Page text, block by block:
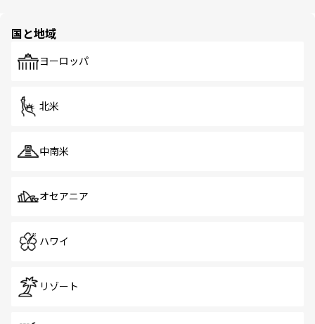
で、ホーカーズは地元の風情を楽しめる外せないスポット
国と地域
ヨーロッパ
北米
中南米
オセアニア
ハワイ
リゾート